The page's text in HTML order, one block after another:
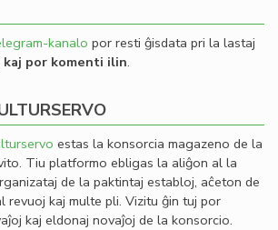
kanalo por resti ĝisdata pri la lastaj
kaj por komenti ilin.
estas la konsorcia magazeno de la
Tiu platformo ebligas la aliĝon al la
de la paktintaj establoj, aĉeton de
revuoj kaj multe pli. Vizitu ĝin tuj por
kaj eldonaj novaĵoj de la konsorcio.